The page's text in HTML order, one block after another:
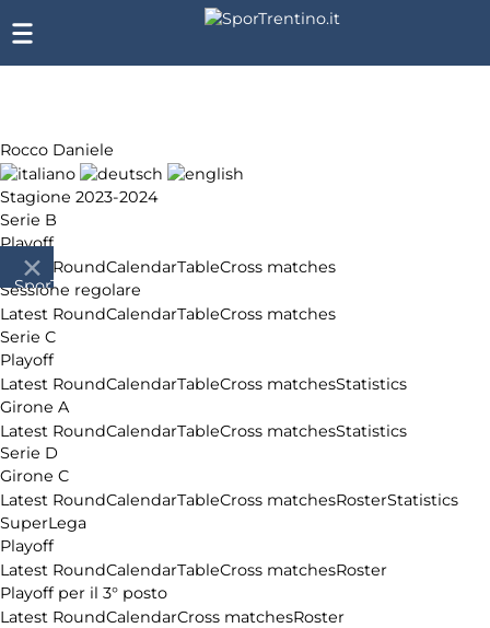
Rocco Daniele
Stagione 2023-2024
Serie B
Playoff
Latest RoundCalendarTableCross matches
Sessione regolare
Latest RoundCalendarTableCross matches
Serie C
Playoff
Latest RoundCalendarTableCross matchesStatistics
Girone A
Latest RoundCalendarTableCross matchesStatistics
Serie D
Girone C
Latest RoundCalendarTableCross matchesRosterStatistics
SuperLega
Playoff
Latest RoundCalendarTableCross matchesRoster
Playoff per il 3° posto
Latest RoundCalendarCross matchesRoster
SporTrentino.it
Chi
siamo
Affiliazione
Pubblicità